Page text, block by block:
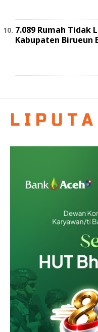
7.089 Rumah Tidak
Kabupaten Birueun